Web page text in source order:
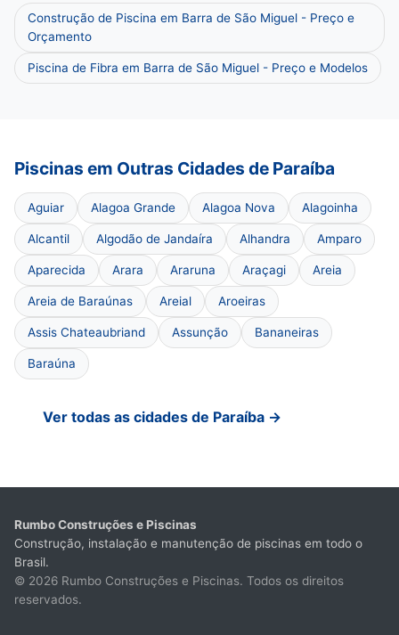
Construção de Piscina em Barra de São Miguel - Preço e
Orçamento
Piscina de Fibra em Barra de São Miguel - Preço e Modelos
Piscinas em Outras Cidades de Paraíba
Aguiar Alagoa Grande Alagoa Nova Alagoinha
Alcantil Algodão de Jandaíra Alhandra Amparo
Aparecida Arara Araruna Araçagi Areia
Areia de Baraúnas Areial Aroeiras
Assis Chateaubriand Assunção Bananeiras
Baraúna
Ver todas as cidades de Paraíba →
Rumbo Construções e Piscinas
Construção, instalação e manutenção de piscinas em todo o
Brasil.
© 2026 Rumbo Construções e Piscinas. Todos os direitos
reservados.